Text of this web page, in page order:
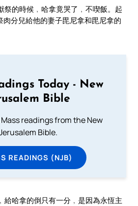
祭的時候﹐哈拿竟哭了﹐不喫飯。起
肉分兒給他的妻子毘尼拿和毘尼拿的
Today - New
Bible
readings from the New
Bible.
READINGS (NJB)
給哈拿的倒只有一分﹐是因為永恆主